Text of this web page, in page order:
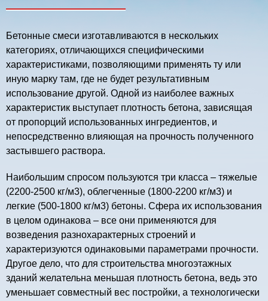
Бетонные смеси изготавливаются в нескольких
категориях, отличающихся специфическими
характеристиками, позволяющими применять ту или
иную марку там, где не будет результативным
использование другой. Одной из наиболее важных
характеристик выступает плотность бетона, зависящая
от пропорций использованных ингредиентов, и
непосредственно влияющая на прочность полученного
застывшего раствора.
Наибольшим спросом пользуются три класса – тяжелые
(2200-2500 кг/м3), облегченные (1800-2200 кг/м3) и
легкие (500-1800 кг/м3) бетоны. Сфера их использования
в целом одинакова – все они применяются для
возведения разнохарактерных строений и
характеризуются одинаковыми параметрами прочности.
Другое дело, что для строительства многоэтажных
зданий желательна меньшая плотность бетона, ведь это
уменьшает совместный вес постройки, а технологически